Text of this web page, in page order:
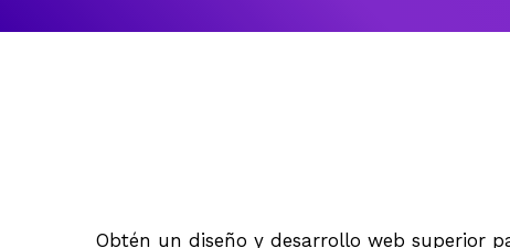
Obtén un diseño y desarrollo web superior